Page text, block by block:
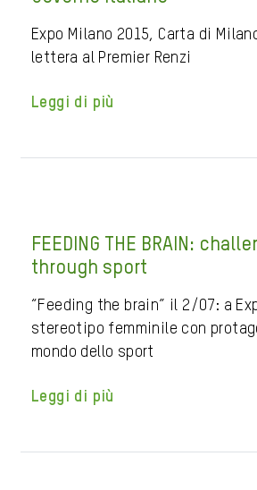
Expo Milano 2015, Carta di
lettera al Premier Renzi
Leggi di più
FEEDING THE BRAIN:
through sport
“Feeding the brain” il 2/07: a
stereotipo femminile con
mondo dello sport
Leggi di più